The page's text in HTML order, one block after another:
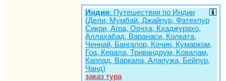
Индия: Путешествия по Индии
(Дели, Мумбай, Джайпур, Фатехпур
Сикри, Агра, Орчха, Кхаджурахо,
Аллахабад, Варанаси, Колката,
Ченнай, Бангалор, Кочин, Кумарком,
Гоа, Керала, Тривандрум, Ковалам,
Каппад, Варкала, Алапужа, Бейпур,
Чанд)
заказ тура